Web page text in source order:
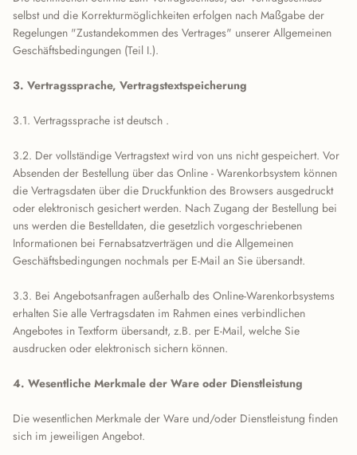
selbst und die Korrekturmöglichkeiten erfolgen nach Maßgabe der
Regelungen "Zustandekommen des Vertrages" unserer Allgemeinen
Geschäftsbedingungen (Teil I.).
3. Vertragssprache, Vertragstextspeicherung
3.1. Vertragssprache ist deutsch .
3.2. Der vollständige Vertragstext wird von uns nicht gespeichert. Vor
Absenden der Bestellung über das Online - Warenkorbsystem können
die Vertragsdaten über die Druckfunktion des Browsers ausgedruckt
oder elektronisch gesichert werden. Nach Zugang der Bestellung bei
uns werden die Bestelldaten, die gesetzlich vorgeschriebenen
Informationen bei Fernabsatzverträgen und die Allgemeinen
Geschäftsbedingungen nochmals per E-Mail an Sie übersandt.
3.3. Bei Angebotsanfragen außerhalb des Online-Warenkorbsystems
erhalten Sie alle Vertragsdaten im Rahmen eines verbindlichen
Angebotes in Textform übersandt, z.B. per E-Mail, welche Sie
ausdrucken oder elektronisch sichern können.
4. Wesentliche Merkmale der Ware oder Dienstleistung
Die wesentlichen Merkmale der Ware und/oder Dienstleistung finden
sich im jeweiligen Angebot.